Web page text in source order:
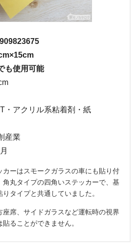
も使用可能
・アクリル系粘着剤・紙
産業
カーはスモークガラスの車にも貼り付
角丸タイプの四角いステッカーで、基
タイプと共通していました。
座席、サイドガラスなど運転時の視界
ることができません。